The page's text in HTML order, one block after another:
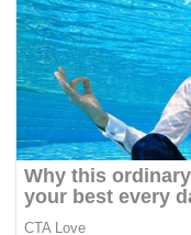
penyebaran
“Penyakit itu mudah
ia mengurangkan
coklat yang
Universiti Georgia,
Keith Delaplane
Animal Health untuk